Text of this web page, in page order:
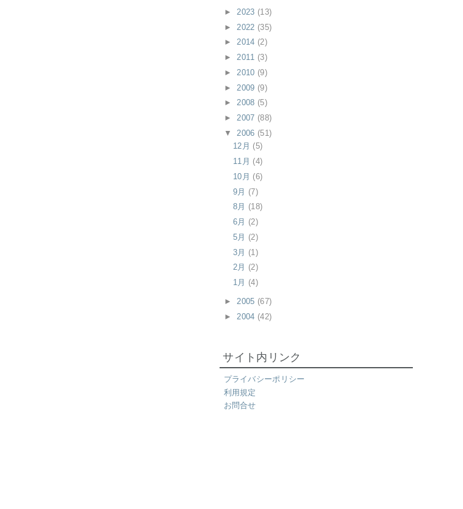
► 2023 (13)
► 2022 (35)
►2014 (2)
►2011 (3)
► 2010 (9)
► 2009 (9)
►2008 (5)
►2007 (88)
▼ 2006 (51)
12月 (5)
11月 (4)
10月 (6)
9月 (7)
8月 (18)
6月 (2)
5月 (2)
3月 (1)
2月 (2)
1月 (4)
►2005 (67)
►2004 (42)
サイト内リンク
プライバシーポリシー
利用規定
お問合せ